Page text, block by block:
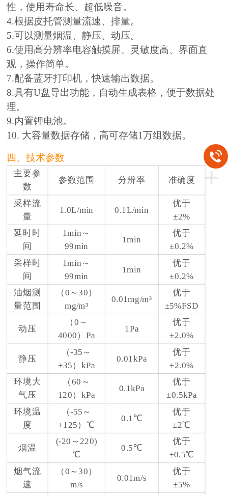
性，使用寿命长、超低噪音。
4.根据皮托管测量流速、排量。
5.可以测量烟温、静压、动压。
6.使用高分辨率电容触摸屏、灵敏度高、界面直
观，操作简单。
7.配备蓝牙打印机，快速输出数据。
8.具有U盘导出功能，自动生成表格，便于数据处
理。
9.内置锂电池。
10. 大容量数据存储，高可存储1万组数据。
四、技术参数
+
主要参
数
参数范围 分辨率 准确度
采样流
量
1.0L/min 0.1L/min
优于
±2%
延时时
间
1min～
99min
1min
优于
±0.2%
采样时
间
1min～
99min
1min
优于
±0.2%
油烟测
量范围
（0～30）
mg/m³
0.01mg/m³
优于
±5%FSD
动压
（0～
4000）Pa
1Pa
优于
±2.0%
静压
（-35～
+35）kPa
0.01kPa
优于
±2.0%
环境大
气压
（60～
120）kPa
0.1kPa
优于
±0.5kPa
环境温
度
（-55～
+125）℃
0.1℃
优于
±2℃
烟温
(-20～220)
℃
0.5℃
优于
±0.5℃
烟气流
速
（0～30）
m/s
0.01m/s
优于
±5%